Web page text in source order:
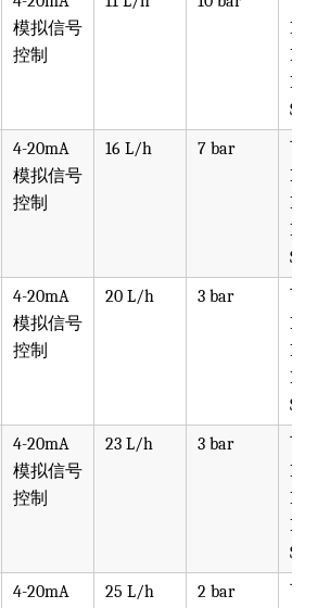
模拟信号
控制
PVC,
PVDF,
PTFE,
SS316
4-20mA
模拟信号
控制
16 L/h 7 bar
PVC,
PVDF,
PTFE,
SS316
4-20mA
模拟信号
控制
20 L/h 3 bar
PVC,
PVDF,
PTFE,
SS316
4-20mA
模拟信号
控制
23 L/h 3 bar
PVC,
PVDF,
PTFE,
SS316
4-20mA
25 L/h 2 bar